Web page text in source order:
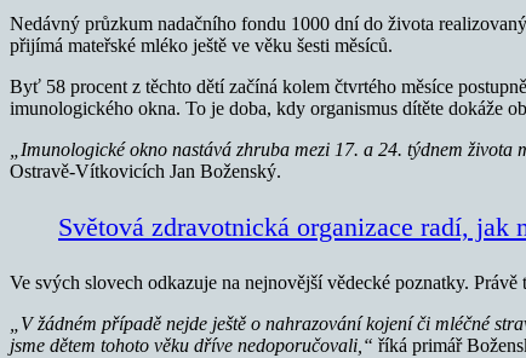
Nedávný průzkum nadačního fondu 1000 dní do života
přijímá mateřské mléko ještě ve věku šesti měsíců.
Byť 58 procent z těchto dětí začíná kolem čtvrtého měsíce
imunologického okna. To je doba, kdy organismus dítěte dokáže
„Imunologické okno nastává zhruba mezi 17. a 24. týdnem
Ostravě-Vítkovicích Jan Boženský.
Světová zdravotnická organizace radí, jak
Ve svých slovech odkazuje na nejnovější vědecké poznatky.
„V žádném případě nejde ještě o nahrazování kojení či mléčné
jsme dětem tohoto věku dříve nedoporučovali,“ říká primář